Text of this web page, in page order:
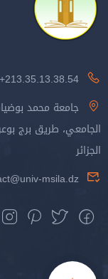
213.35.13.38.54+
جامعة محمد
الجزائر
msila.dz